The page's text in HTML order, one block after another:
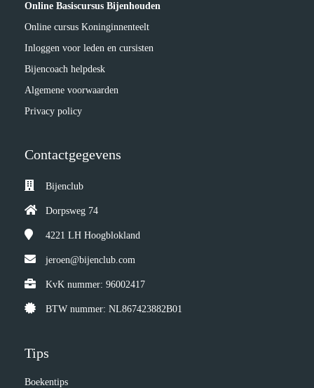
Online Basiscursus Bijenhouden
Online cursus Koninginnenteelt
Inloggen voor leden en cursisten
Bijencoach helpdesk
Algemene voorwaarden
Privacy policy
Contactgegevens
Bijenclub
Dorpsweg 74
4221 LH Hoogblokland
jeroen@bijenclub.com
KvK nummer: 96002417
BTW nummer: NL867423882B01
Tips
Boekentips